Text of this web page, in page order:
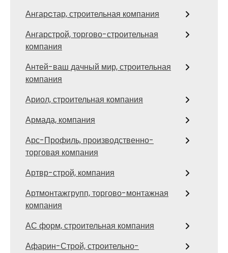
Ангарcтар, строительная компания
Ангарстрой, торгово-строительная
компания
Антей-ваш дачный мир, строительная
компания
Ариол, строительная компания
Армада, компания
Арс-Профиль, производственно-
торговая компания
Артвр-строй, компания
Артмонтажгрупп, торгово-монтажная
компания
АС форм, строительная компания
Афарин-Строй, строительно-